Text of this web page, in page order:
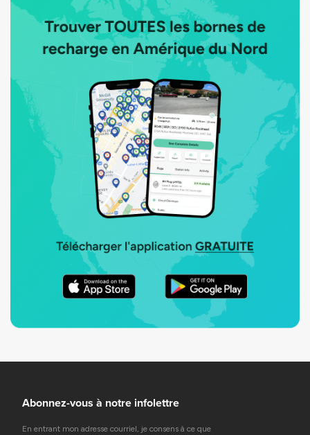
Abonnez-vous à notre infolettre
En entrant mon adresse courriel, je consens à ce que